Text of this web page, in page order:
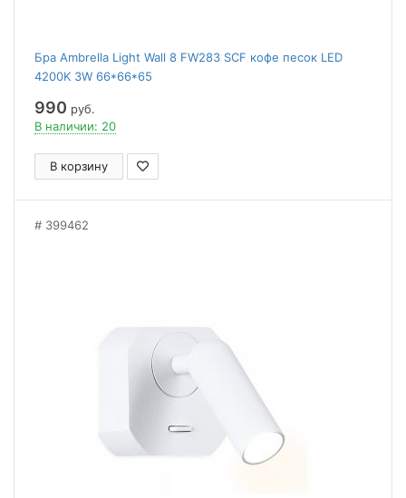
Бра Ambrella Light Wall 8 FW283 SCF кофе песок LED
4200K 3W 66*66*65
990 руб.
В наличии: 20
В корзину
399462